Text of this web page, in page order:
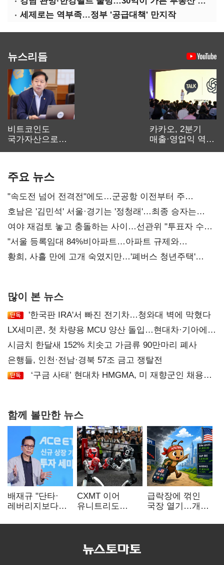
세제로는 역부족…정부 '공급대책' 만지작
뉴스리듬
비트코인도
국가자산으로…'
카카오, 2분기
매출·영업익 역대
주요 뉴스
"속도전 넘어 전격전"에도…군공항 이전부터 주
52시간까지 '뇌관'
호남은 '김민석' 서울·경기는 '정청래'…최종 승자는
'안갯속'
여야 재검토 놓고 충돌하는 사이…선관위 "투표자 수
오차 당연"
"서울 등록임대 84%비아파트…아파트 규제와
달리해야"
황희, 사흘 만에 고개 숙였지만…'폐버스 청년주택'
많이 본 뉴스
'한국판 IRA'서 빠진 전기차…청와대 벽에 막혔다
LX세미콘, 첫 차량용 MCU 양산 돌입…현대차·기아에
공급
시금치 한달새 152% 치솟고 가금류 90만마리 폐사
은행들, 인천·전남·경북 57조 금고 쟁탈전
‘구금 사태’ 현대차 HMGMA, 미 재향군인 채용
함께 볼만한 뉴스
배재규 "단타·
레버리지보다
장기투자…
CXMT 이어
유니트리도
영향 '촉각'
급락장에 꺾인
국장 열기…개인
해외로